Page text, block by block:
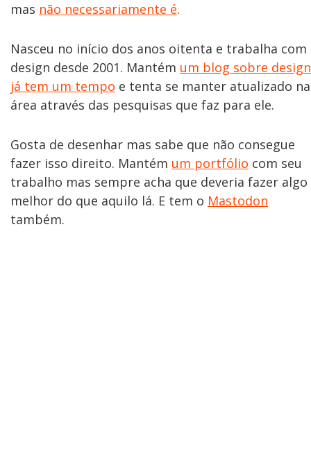
mas não necessariamente é.
Nasceu no início dos anos oitenta e trabalha com
design desde 2001. Mantém um blog sobre design
já tem um tempo e tenta se manter atualizado na
área através das pesquisas que faz para ele.
Gosta de desenhar mas sabe que não consegue
fazer isso direito. Mantém um portfólio com seu
trabalho mas sempre acha que deveria fazer algo
melhor do que aquilo lá. E tem o Mastodon
também.